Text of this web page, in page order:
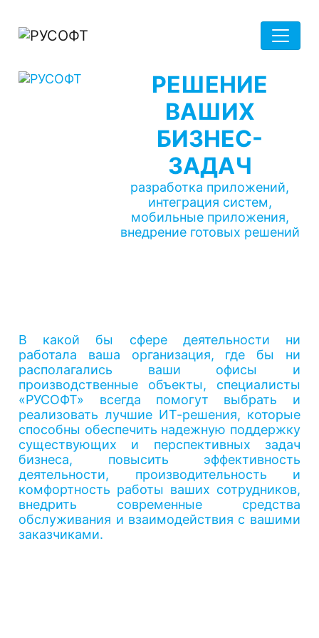
РЕШЕНИЕ
ВАШИХ
БИЗНЕС-
ЗАДАЧ
разработка приложений,
интеграция систем,
мобильные приложения,
внедрение готовых решений
В какой бы сфере деятельности ни
работала ваша организация, где бы ни
располагались ваши офисы и
производственные объекты, специалисты
«РУСОФТ» всегда помогут выбрать и
реализовать лучшие ИТ-решения, которые
способны обеспечить надежную поддержку
существующих и перспективных задач
бизнеса, повысить эффективность
деятельности, производительность и
комфортность работы ваших сотрудников,
внедрить современные средства
обслуживания и взаимодействия с вашими
заказчиками.